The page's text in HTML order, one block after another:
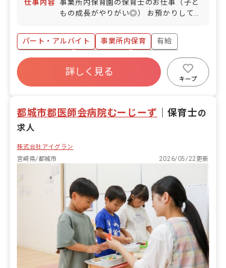
仕事内容 事業所内保育園の保育士のお仕事（子ど
もの成長がやりがい◎） お預かりしてい
す。 ・食事・睡眠・排泄・清潔・衣類の
着脱等 ・集団生活を通じた社会性の装着
・行事の計画・実行、お知らせの作成
パート・アルバイト 事業所内保育
有給
福利厚生充実
産休育休制度
未経験歓迎
WEB面接OK
詳しく見る
キープ
都城市郡医師会病院むーじーず 保育士の
求人
株式会社アイグラン
宮崎県/都城市
2026/05/22更新